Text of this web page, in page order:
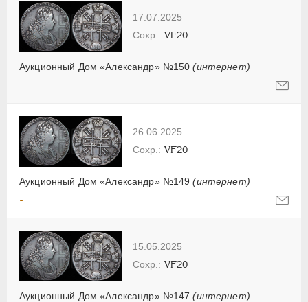
17.07.2025
Аукционный Дом «Александр» №150(интернет)
VF20
-
26.06.2025
Аукционный Дом «Александр» №149(интернет)
VF20
-
15.05.2025
Аукционный Дом «Александр» №147(интернет)
VF20